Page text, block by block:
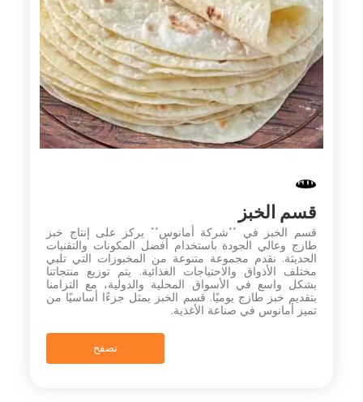
قسم الخبز
قسم الخبز في **شركة أمانوس** يركز على إنتاج خبز
طازج وعالي الجودة باستخدام أفضل المكونات والتقنيات
الحديثة. نقدم مجموعة متنوعة من المخبوزات التي تلبي
مختلف الأذواق والاحتياجات الغذائية. يتم توزيع منتجاتنا
بشكل واسع في الأسواق المحلية والدولية، مع التزامنا
بتقديم خبز طازج يوميًا. قسم الخبز يمثل جزءًا أساسيًا من
تميز أمانوس في صناعة الأغذية.
تصفح